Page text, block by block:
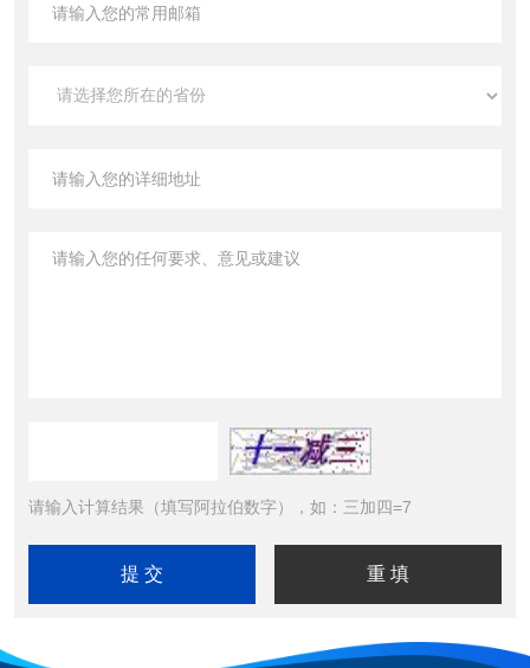
请输入计算结果（填写阿拉伯数字），如：三加四=7